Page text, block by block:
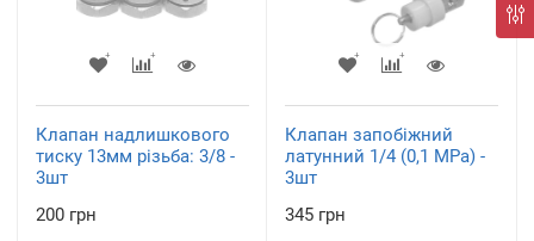
Клапан надлишкового
тиску 13мм різьба: 3/8 -
3шт
200 грн
Клапан запобіжний
латунний 1/4 (0,1 МРа) -
3шт
345 грн